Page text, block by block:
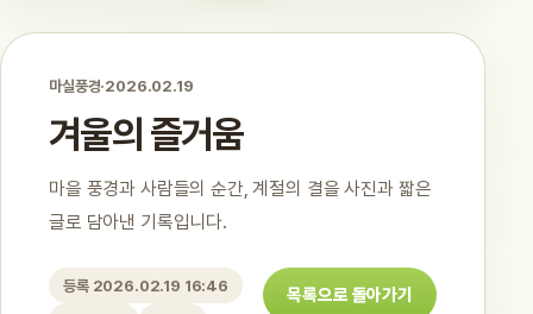
마실풍경·2026.02.19
겨울의 즐거움
마을 풍경과 사람들의 순간, 계절의 결을 사진과 짧은
글로 담아낸 기록입니다.
등록 2026.02.19 16:46
목록으로 돌아가기